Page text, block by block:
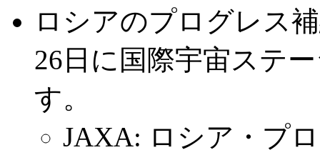
ロシアのプログレス
26日に国際宇宙ステ
す。
JAXA: ロシア・プ